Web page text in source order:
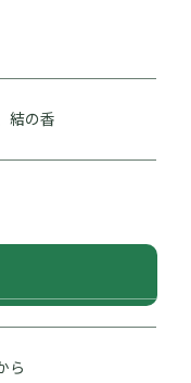
結の香
ら